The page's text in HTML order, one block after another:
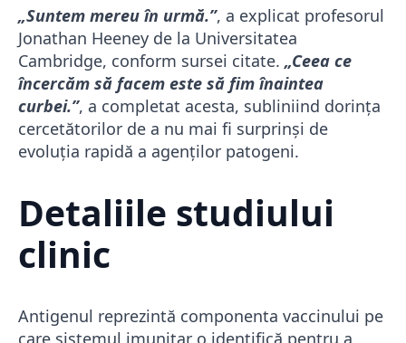
„Suntem mereu în urmă.”, a explicat profesorul
Jonathan Heeney de la Universitatea
Cambridge, conform sursei citate. „Ceea ce
încercăm să facem este să fim înaintea
curbei.”, a completat acesta, subliniind dorința
cercetătorilor de a nu mai fi surprinși de
evoluția rapidă a agenților patogeni.
Detaliile studiului
clinic
Antigenul reprezintă componenta vaccinului pe
care sistemul imunitar o identifică pentru a